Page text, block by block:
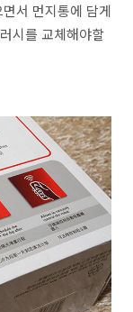
서 먼지통에 담게
시를 교체해야할